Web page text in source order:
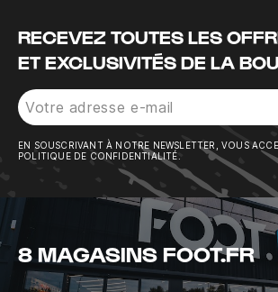
RECEVEZ TOUTES LES
ET EXCLUSIVITÉS DE LA
EN SOUSCRIVANT À NOTRE NEWSLETTER, VOUS
POLITIQUE DE CONFIDENTIALITÉ.
8 MAGASINS FOOT.FR